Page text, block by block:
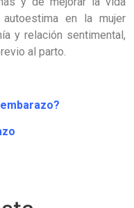
en la mujer
y relación sentimental,
al parto.